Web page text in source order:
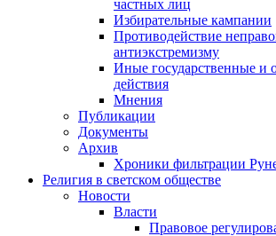
частных лиц
Избирательные кампании
Противодействие
антиэкстремизму
Иные государственные и
действия
Мнения
Публикации
Документы
Архив
Хроники фильтрации
Религия в светском обществе
Новости
Власти
Правовое